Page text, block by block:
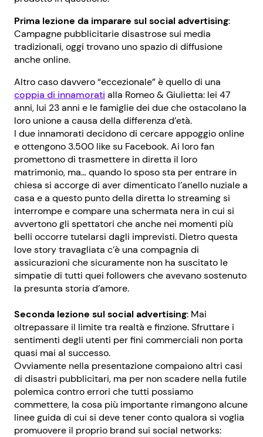
Prima lezione da imparare sul social advertising:
Campagne pubblicitarie disastrose sui media
tradizionali, oggi trovano uno spazio di diffusione
anche online.
Altro caso davvero “eccezionale” è quello di una
coppia di innamorati alla Romeo & Giulietta: lei 47
anni, lui 23 anni e le famiglie dei due che ostacolano la
loro unione a causa della differenza d’età.
I due innamorati decidono di cercare appoggio online
e ottengono 3.500 like su Facebook. Ai loro fan
promettono di trasmettere in diretta il loro
matrimonio, ma… quando lo sposo sta per entrare in
chiesa si accorge di aver dimenticato l’anello nuziale a
casa e a questo punto della diretta lo streaming si
interrompe e compare una schermata nera in cui si
avvertono gli spettatori che anche nei momenti più
belli occorre tutelarsi dagli imprevisti. Dietro questa
love story travagliata c’è una compagnia di
assicurazioni che sicuramente non ha suscitato le
simpatie di tutti quei followers che avevano sostenuto
la presunta storia d’amore.
Seconda lezione sul social advertising: Mai
oltrepassare il limite tra realtà e finzione. Sfruttare i
sentimenti degli utenti per fini commerciali non porta
quasi mai al successo.
Ovviamente nella presentazione compaiono altri casi
di disastri pubblicitari, ma per non scadere nella futile
polemica contro errori che tutti possiamo
commettere, la cosa più importante rimangono alcune
linee guida di cui si deve tener conto qualora si voglia
promuovere il proprio brand sui social networks: